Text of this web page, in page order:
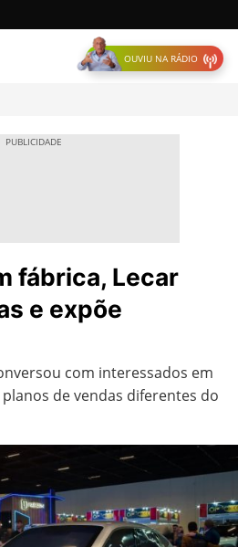
OUVIU NA RÁDIO
fábrica, Lecar
e expõe
com interessados em
de vendas diferentes do